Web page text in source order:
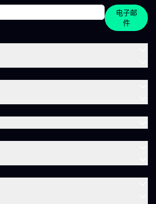
ETH、SOL和山寨币 大宗商品：黄金、原
QQQ、MSCI World 免费、IVLite、VIP：如
位于免费账户与VIP之间。如果你想获取实用
伴，这是最佳选择。 你会获得 免费 IVLite
电子邮
件